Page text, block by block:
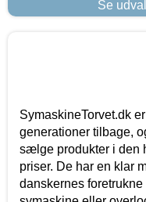
Se
SymaskineTorvet.dk
generationer tilbage,
sælge produkter i den
priser. De har en klar
danskernes